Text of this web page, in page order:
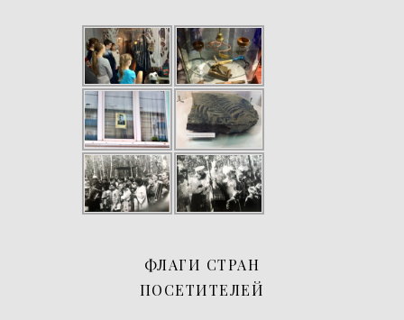
ФЛАГИ СТРАН
ПОСЕТИТЕЛЕЙ